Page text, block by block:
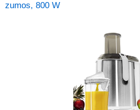
zumos, 800 W